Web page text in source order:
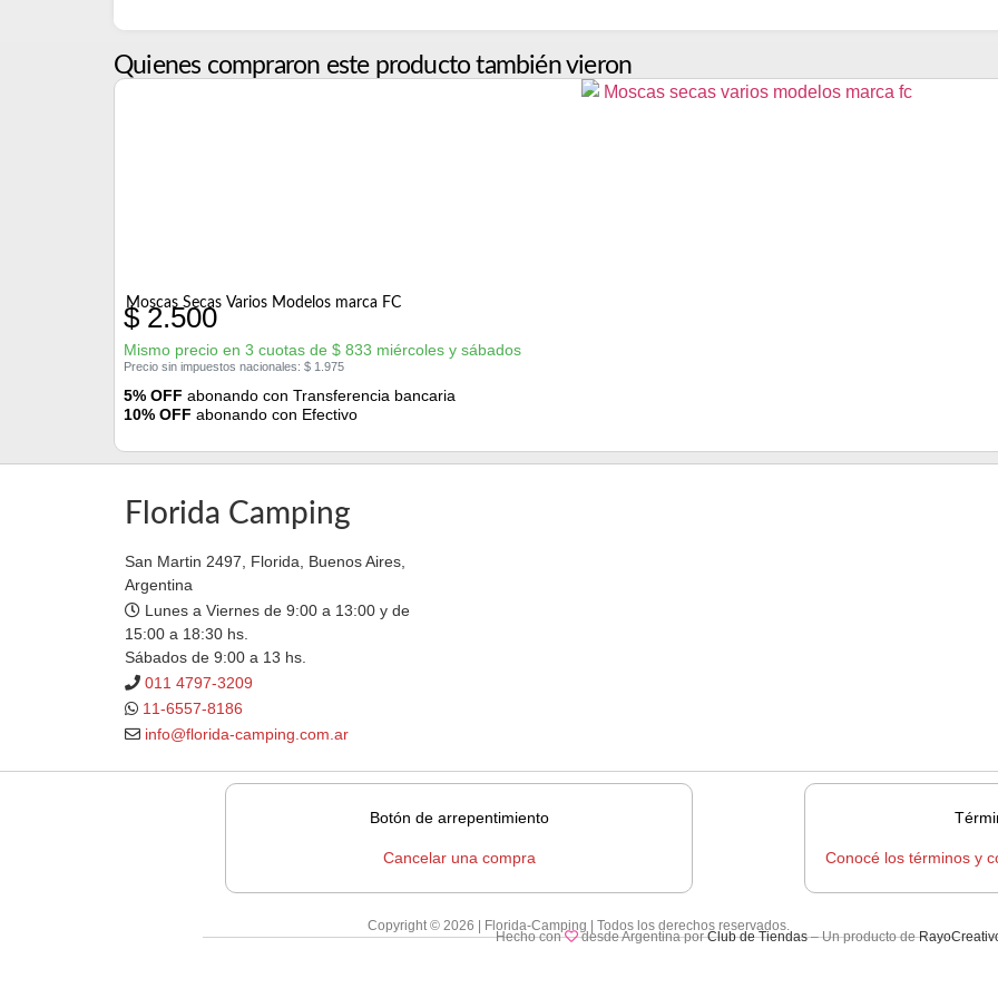
Quienes compraron este producto también vieron
Moscas Secas Varios Modelos marca FC
$2.500
Mismo precio en 3 cuotas de $ 833 miércoles y sábados
Precio sin impuestos nacionales: $ 1.975
5% OFF abonando con Transferencia bancaria
10% OFF abonando con Efectivo
Florida Camping
San Martin 2497, Florida, Buenos Aires,
Argentina
Lunes a Viernes de 9:00 a 13:00 y de
15:00 a 18:30 hs.
Sábados de 9:00 a 13 hs.
011 4797-3209
11-6557-8186
info@florida-camping.com.ar
Botón de arrepentimiento
Cancelar una compra Conocé los términos y
Copyright © 2026 | Florida-Camping | Todos los derechos reservados.
Hecho con desde Argentina porClub de Tiendas– Un producto de